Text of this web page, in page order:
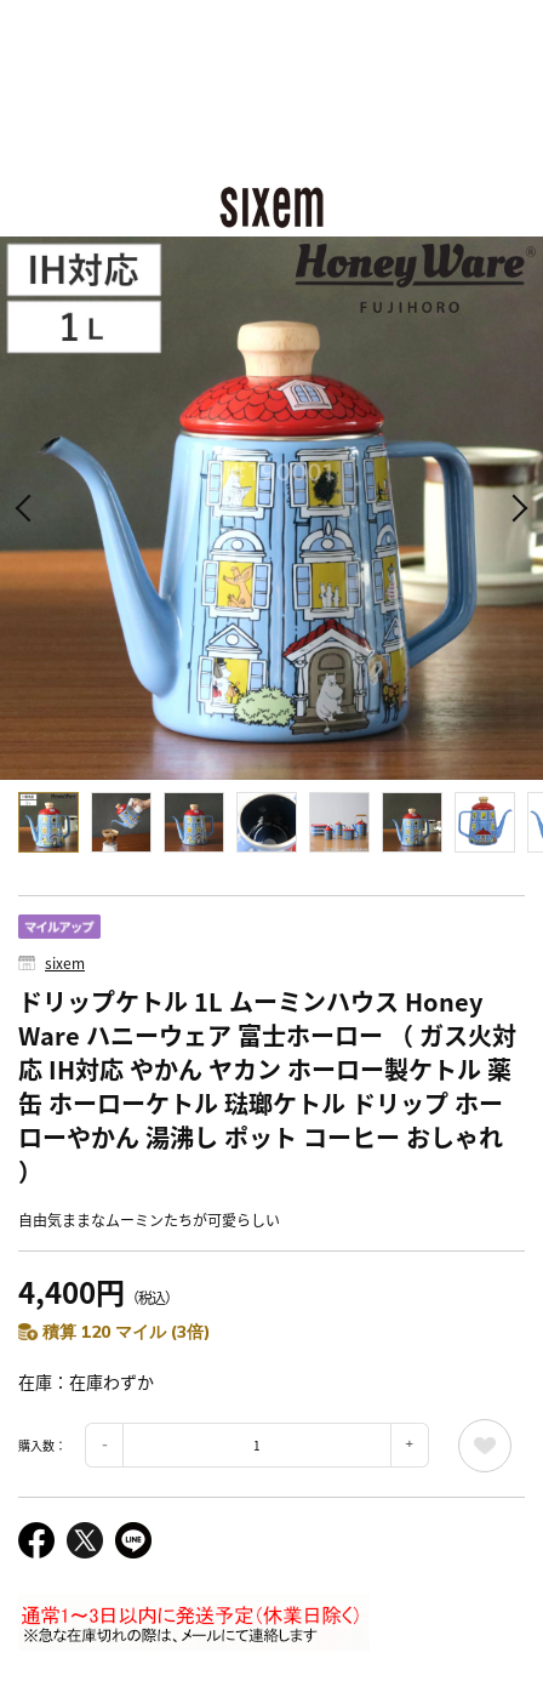
sixem
ドリップケトル 1L ムーミンハウス Honey
Ware ハニーウェア 富士ホーロー （ ガス火対
応 IH対応 やかん ヤカン ホーロー製ケトル 薬
缶 ホーローケトル 琺瑯ケトル ドリップ ホー
ローやかん 湯沸し ポット コーヒー おしゃれ
）
自由気ままなムーミンたちが可愛らしい
4,400円 （税込）
積算 120 マイル (3倍)
在庫 在庫わずか
購入数：